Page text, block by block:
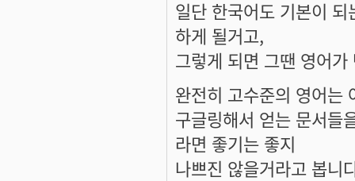
일단 한국어도 기본이
하게 될거고,
그렇게 되면 그땐 영어
완전히 고수준의 영어는
구글링해서 얻는 문서들
라면 좋기는 좋지
나쁘진 않을거라고 봅니